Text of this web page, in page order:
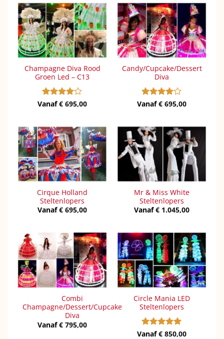
Champagne Diva Rood
Groen Led – C13
Gewaardeerd
Vanaf€ 695,00
Candy/Cupcake/Dessert
Diva
Gewaardeerd
Vanaf€ 695,00
Cirque Holland
Steltenlopers
Vanaf€ 695,00
Mr & Miss White
Steltenlopers
Vanaf€ 1.045,00
Combi
Champagne/Dessert/Cupcake
Diva
Vanaf€ 795,00
Circle Mania LED
Steltenlopers
Gewaardeerd
Vanaf€ 850,00